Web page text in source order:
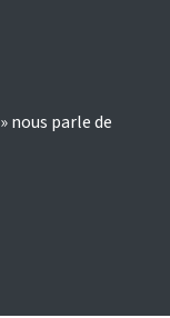
nous parle de